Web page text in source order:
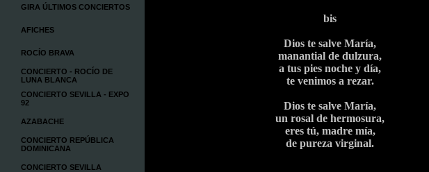
GIRA ÚLTIMOS CONCIERTOS
AFICHES
ROCÍO BRAVA
CONCIERTO - ROCÍO DE
LUNA BLANCA
CONCIERTO SEVILLA - EXPO
92
AZABACHE
CONCIERTO REPÚBLICA
DOMINICANA
CONCIERTO SEVILLA
bis
Dios te salve María,
manantial de dulzura,
a tus pies noche y día,
te venimos a rezar.
Dios te salve María,
un rosal de hermosura,
eres tú, madre mía,
de pureza virginal.